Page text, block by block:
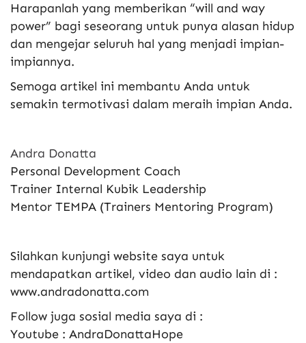
Harapanlah yang memberikan “will and way
power” bagi seseorang untuk punya alasan hidup
dan mengejar seluruh hal yang menjadi impian-
impiannya.
Semoga artikel ini membantu Anda untuk
semakin termotivasi dalam meraih impian Anda.
Andra Donatta
Personal Development Coach
Trainer Internal Kubik Leadership
Mentor TEMPA (Trainers Mentoring Program)
Silahkan kunjungi website saya untuk
mendapatkan artikel, video dan audio lain di :
www.andradonatta.com
Follow juga sosial media saya di :
Youtube : AndraDonattaHope